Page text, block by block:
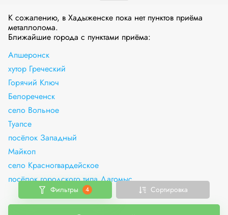
К сожалению, в Хадыженске пока нет пунктов приёма
металлолома.
Ближайшие города с пунктами приёма:
Апшеронск
хутор Греческий
Горячий Ключ
Белореченск
село Вольное
Туапсе
посёлок Западный
Майкоп
село Красногвардейское
посёлок городского типа Дагомыс
Фильтры 4 Сортировка